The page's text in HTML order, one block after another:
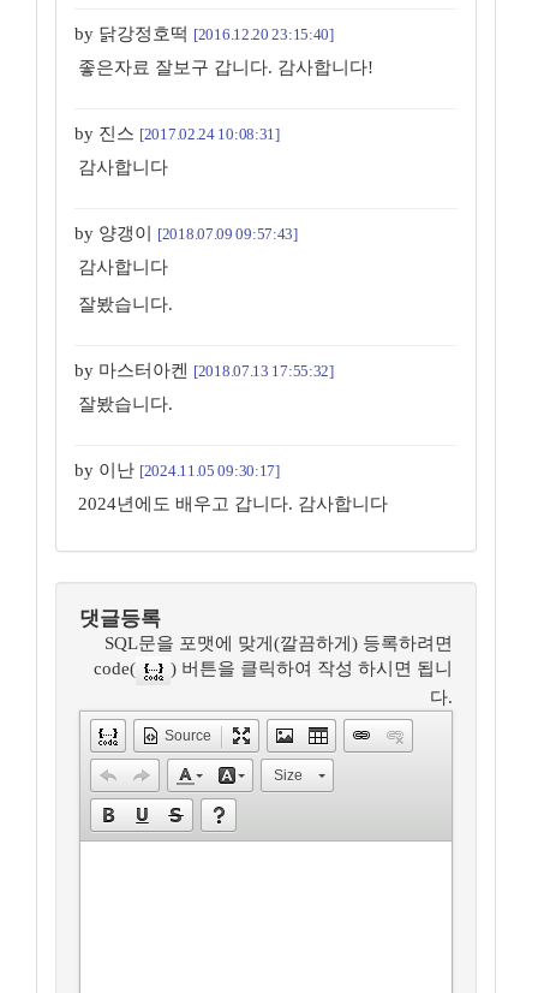
by 닭강정호떡 [2016.12.20 23:15:40]
좋은자료 잘보구 갑니다. 감사합니다!
by 진스 [2017.02.24 10:08:31]
감사합니다
by 양갱이 [2018.07.09 09:57:43]
감사합니다
잘봤습니다.
by 마스터아켄 [2018.07.13 17:55:32]
잘봤습니다.
by 이난 [2024.11.05 09:30:17]
2024년에도 배우고 갑니다. 감사합니다
댓글등록
SQL문을 포맷에 맞게(깔끔하게) 등록하려면
code(
) 버튼을 클릭하여 작성 하시면 됩니
다.
Source
Size